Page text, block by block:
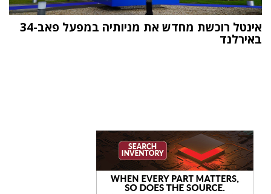
אינטל רוכשת מחדש את מניותיה במפעל פאב-34
באירלנד